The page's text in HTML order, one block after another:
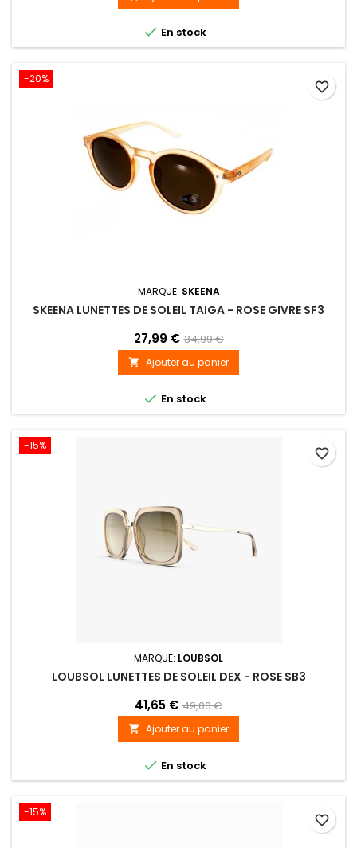
 En stock
-20%
MARQUE: SKEENA
SKEENA LUNETTES DE SOLEIL TAIGA - ROSE GIVRE SF3
27,99 € 34,99 €
 Ajouter au panier
 En stock
favorite_border
-15%
MARQUE: LOUBSOL
LOUBSOL LUNETTES DE SOLEIL DEX - ROSE SB3
41,65 € 49,00 €
 Ajouter au panier
 En stock
favorite_border
-15%
favorite_border